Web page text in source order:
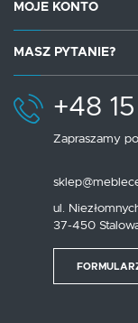
MOJE KONTO
MASZ PYTANIE?
+48
Zapraszamy
ul.
37-450